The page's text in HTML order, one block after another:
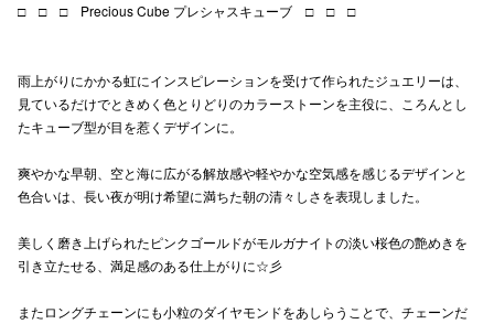
□ □ □ Precious Cube プレシャスキューブ □ □ □
雨上がりにかかる虹にインスピレーションを受けて作られたジュエリーは、
見ているだけでときめく色とりどりのカラーストーンを主役に、ころんとし
たキューブ型が目を惹くデザインに。
爽やかな早朝、空と海に広がる解放感や軽やかな空気感を感じるデザインと
色合いは、長い夜が明け希望に満ちた朝の清々しさを表現しました。
美しく磨き上げられたピンクゴールドがモルガナイトの淡い桜色の艶めきを
引き立たせる、満足感のある仕上がりに☆彡
またロングチェーンにも小粒のダイヤモンドをあしらうことで、チェーンだ
三宮オ